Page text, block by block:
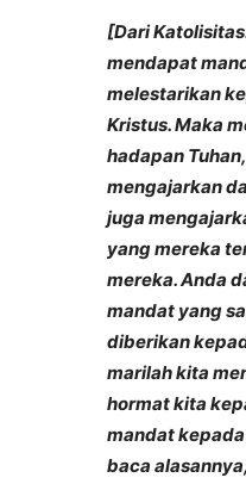
[Dari
mendapat
melestarikan
Kristus. Maka
hadapan
mengajarkan
juga
yang mereka
mereka. Anda
mandat yang
diberikan
marilah kita
hormat kita
mandat
baca